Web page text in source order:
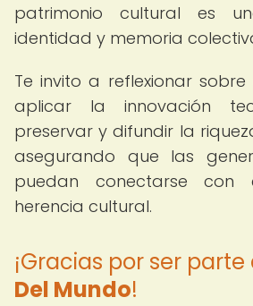
patrimonio cultural es
identidad y memoria
Te invito a reflexionar
aplicar la innovación
preservar y difundir la
asegurando que las
puedan conectarse con
herencia cultural.
¡Gracias por ser parte
Del Mundo!